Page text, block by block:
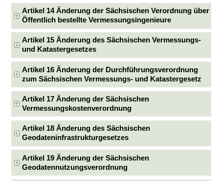
Artikel 14 Änderung der Sächsischen Verordnung über
Öffentlich bestellte Vermessungsingenieure
Artikel 15 Änderung des Sächsischen Vermessungs-
und Katastergesetzes
Artikel 16 Änderung der Durchführungsverordnung
zum Sächsischen Vermessungs- und Katastergesetz
Artikel 17 Änderung der Sächsischen
Vermessungskostenverordnung
Artikel 18 Änderung des Sächsischen
Geodateninfrastrukturgesetzes
Artikel 19 Änderung der Sächsischen
Geodatennutzungsverordnung